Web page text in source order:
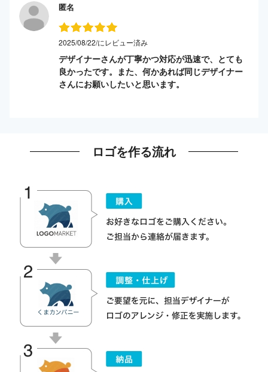
匿名
2025/08/22/にレビュー済み
デザイナーさんが丁寧かつ対応が迅速で、とても
良かったです。また、何かあれば同じデザイナー
さんにお願いしたいと思います。
ロゴを作る流れ